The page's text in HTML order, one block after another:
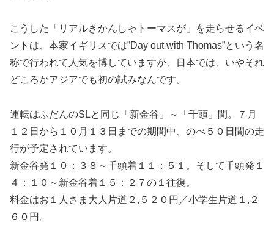
こうした「リアルきかんしゃトーマスが」を走らせるイベ
ントは、本家イギリスでは”Day out with Thomas”という名
称で行われて人気を博していますが、日本では、いやそれ
どころかアジアでも初の試みなんです。
運転はふだんのSLと同じ「新金谷」～「千頭」間。７月
１２日から１０月１３日までの期間中、のべ５０日間の走
行が予定されています。
新金谷発１０：３８～千頭着１１：５１。そして千頭発１
４：１０～新金谷着１５：２７の１往復。
料金はお１人さま大人片道２,５２０円／小学生片道１,２
６０円。